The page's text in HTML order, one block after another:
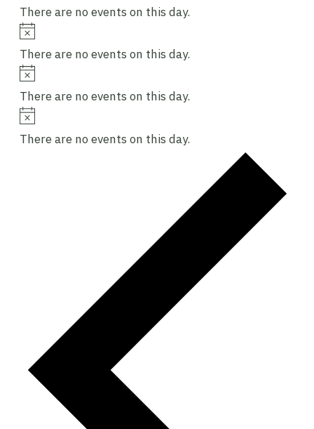
There are no events on this day.
Notice
There are no events on this day.
Notice
There are no events on this day.
Notice
There are no events on this day.